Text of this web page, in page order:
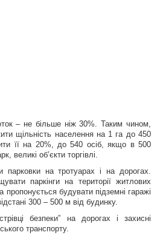
– не більше ніж 30%. Таким чином,
щільність населення на 1 га до 450
її на 20%, до 540 осіб, якщо в 500
великі об’єкти торгівлі.
парковки на тротуарах і на дорогах.
паркінги на території житлових
пропонується будувати підземні гаражі
300 – 500 м від будинку.
безпеки” на дорогах і захисні
транспорту.